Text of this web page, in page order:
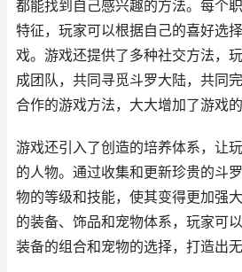
都能找到自己感兴趣的方法。每个
特征，玩家可以根据自己的喜好选
戏。游戏还提供了多种社交方法，
成团队，共同寻觅斗罗大陆，共同
合作的游戏方法，大大增加了游戏的
游戏还引入了创造的培养体系，让
的人物。通过收集和更新珍贵的斗
物的等级和技能，使其变得更加强
的装备、饰品和宠物体系，玩家可
装备的组合和宠物的选择，打造出无